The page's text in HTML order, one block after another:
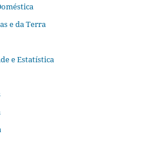
e da Terra
e Estatística